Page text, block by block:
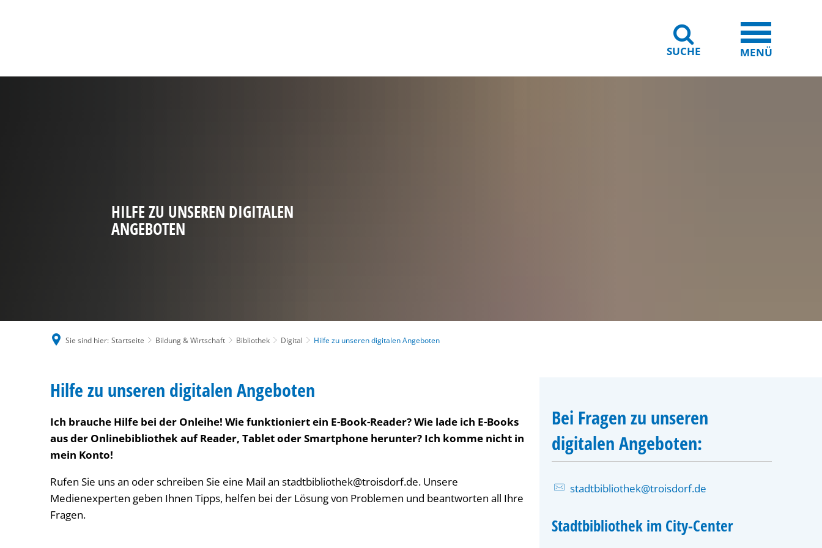
SUCHE MENÜ
HILFE ZU UNSEREN DIGITALEN
ANGEBOTEN
Sie sind hier: Startseite Bildung & Wirtschaft Bibliothek Digital Hilfe zu unseren digitalen Angeboten
unseren
digitalen
Angeboten
Hilfe zu unseren digitalen Angeboten
Ich brauche Hilfe bei der Onleihe! Wie funktioniert ein E-Book-Reader? Wie lade ich E-Books
aus der Onlinebibliothek auf Reader, Tablet oder Smartphone herunter? Ich komme nicht in
mein Konto!
Rufen Sie uns an oder schreiben Sie eine Mail an stadtbibliothek@troisdorf.de. Unsere
Medienexperten geben Ihnen Tipps, helfen bei der Lösung von Problemen und beantworten all Ihre
Fragen.
Bei Fragen zu unseren
digitalen Angeboten:
stadtbibliothek@troisdorf.de
Stadtbibliothek im City-Center